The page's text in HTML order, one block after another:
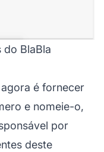
do BlaBla
é fornecer
e nomeie-o,
por
deste